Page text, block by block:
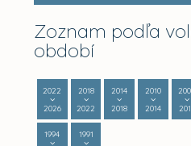
Zoznam podľa
období
2022
2026
2018
2022
2014
2018
2010
2014
1994
1991